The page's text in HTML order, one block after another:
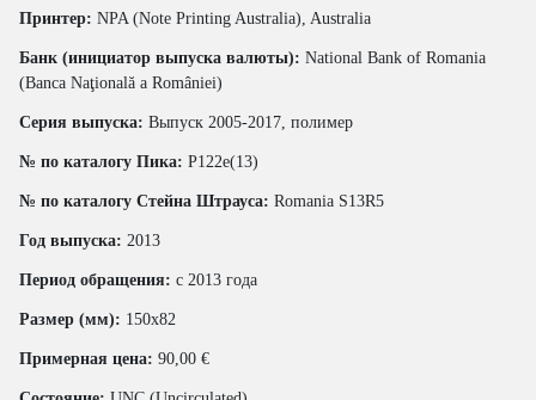
Принтер: NPA (Note Printing Australia), Australia
Банк (инициатор выпуска валюты): National Bank of Romania
(Banca Naţională a României)
Серия выпуска: Выпуск 2005-2017, полимер
№ по каталогу Пика: P122e(13)
№ по каталогу Стейна Штрауса: Romania S13R5
Год выпуска: 2013
Период обращения: с 2013 года
Размер (мм): 150x82
Примерная цена: 90,00 €